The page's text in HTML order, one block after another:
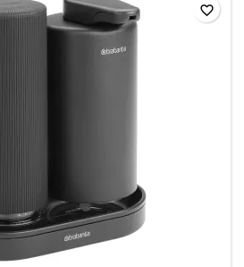
favorite_border